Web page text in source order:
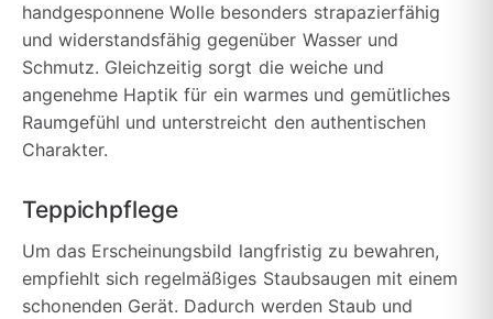
handgesponnene Wolle besonders strapazierfähig
und widerstandsfähig gegenüber Wasser und
Schmutz. Gleichzeitig sorgt die weiche und
angenehme Haptik für ein warmes und gemütliches
Raumgefühl und unterstreicht den authentischen
Charakter.
Teppichpflege
Um das Erscheinungsbild langfristig zu bewahren,
empfiehlt sich regelmäßiges Staubsaugen mit einem
schonenden Gerät. Dadurch werden Staub und